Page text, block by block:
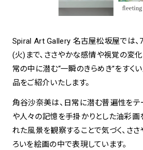
Spiral Art Gallery 名古屋松坂屋では
(火)まで、ささやかな感情や視覚の変
常の中に潜む“一瞬のきらめき”をすく
品をご紹介いたします。
角谷沙奈美は、日常に潜む普遍性をテ
や人々の記憶を手掛かりとした油彩画
れた風景を観察することで気づく、さ
ろいを絵画の中で表現しています。